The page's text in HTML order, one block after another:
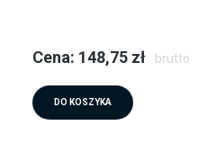
Cena: 148,75 zł brutto
DO KOSZYKA